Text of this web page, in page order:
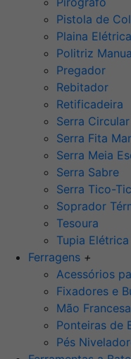
Pistola de
Plaina
Politriz
Pregador
Rebitador
Retificadeira
Serra
Serra Fita
Serra Meia
Serra Sabre
Serra Tico-
Soprador
Tesoura
Tupia
Ferragens +
Acessórios
Fixadores e
Mão Francesa
Ponteiras de
Pés